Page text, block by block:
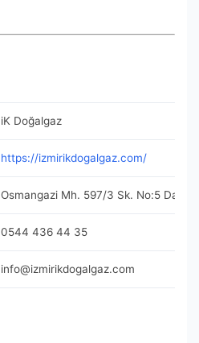
iK Doğalgaz
https://izmirikdogalgaz.com/
Osmangazi Mh. 597/3 Sk. No:5 Daire:
0544 436 44 35
info@izmirikdogalgaz.com